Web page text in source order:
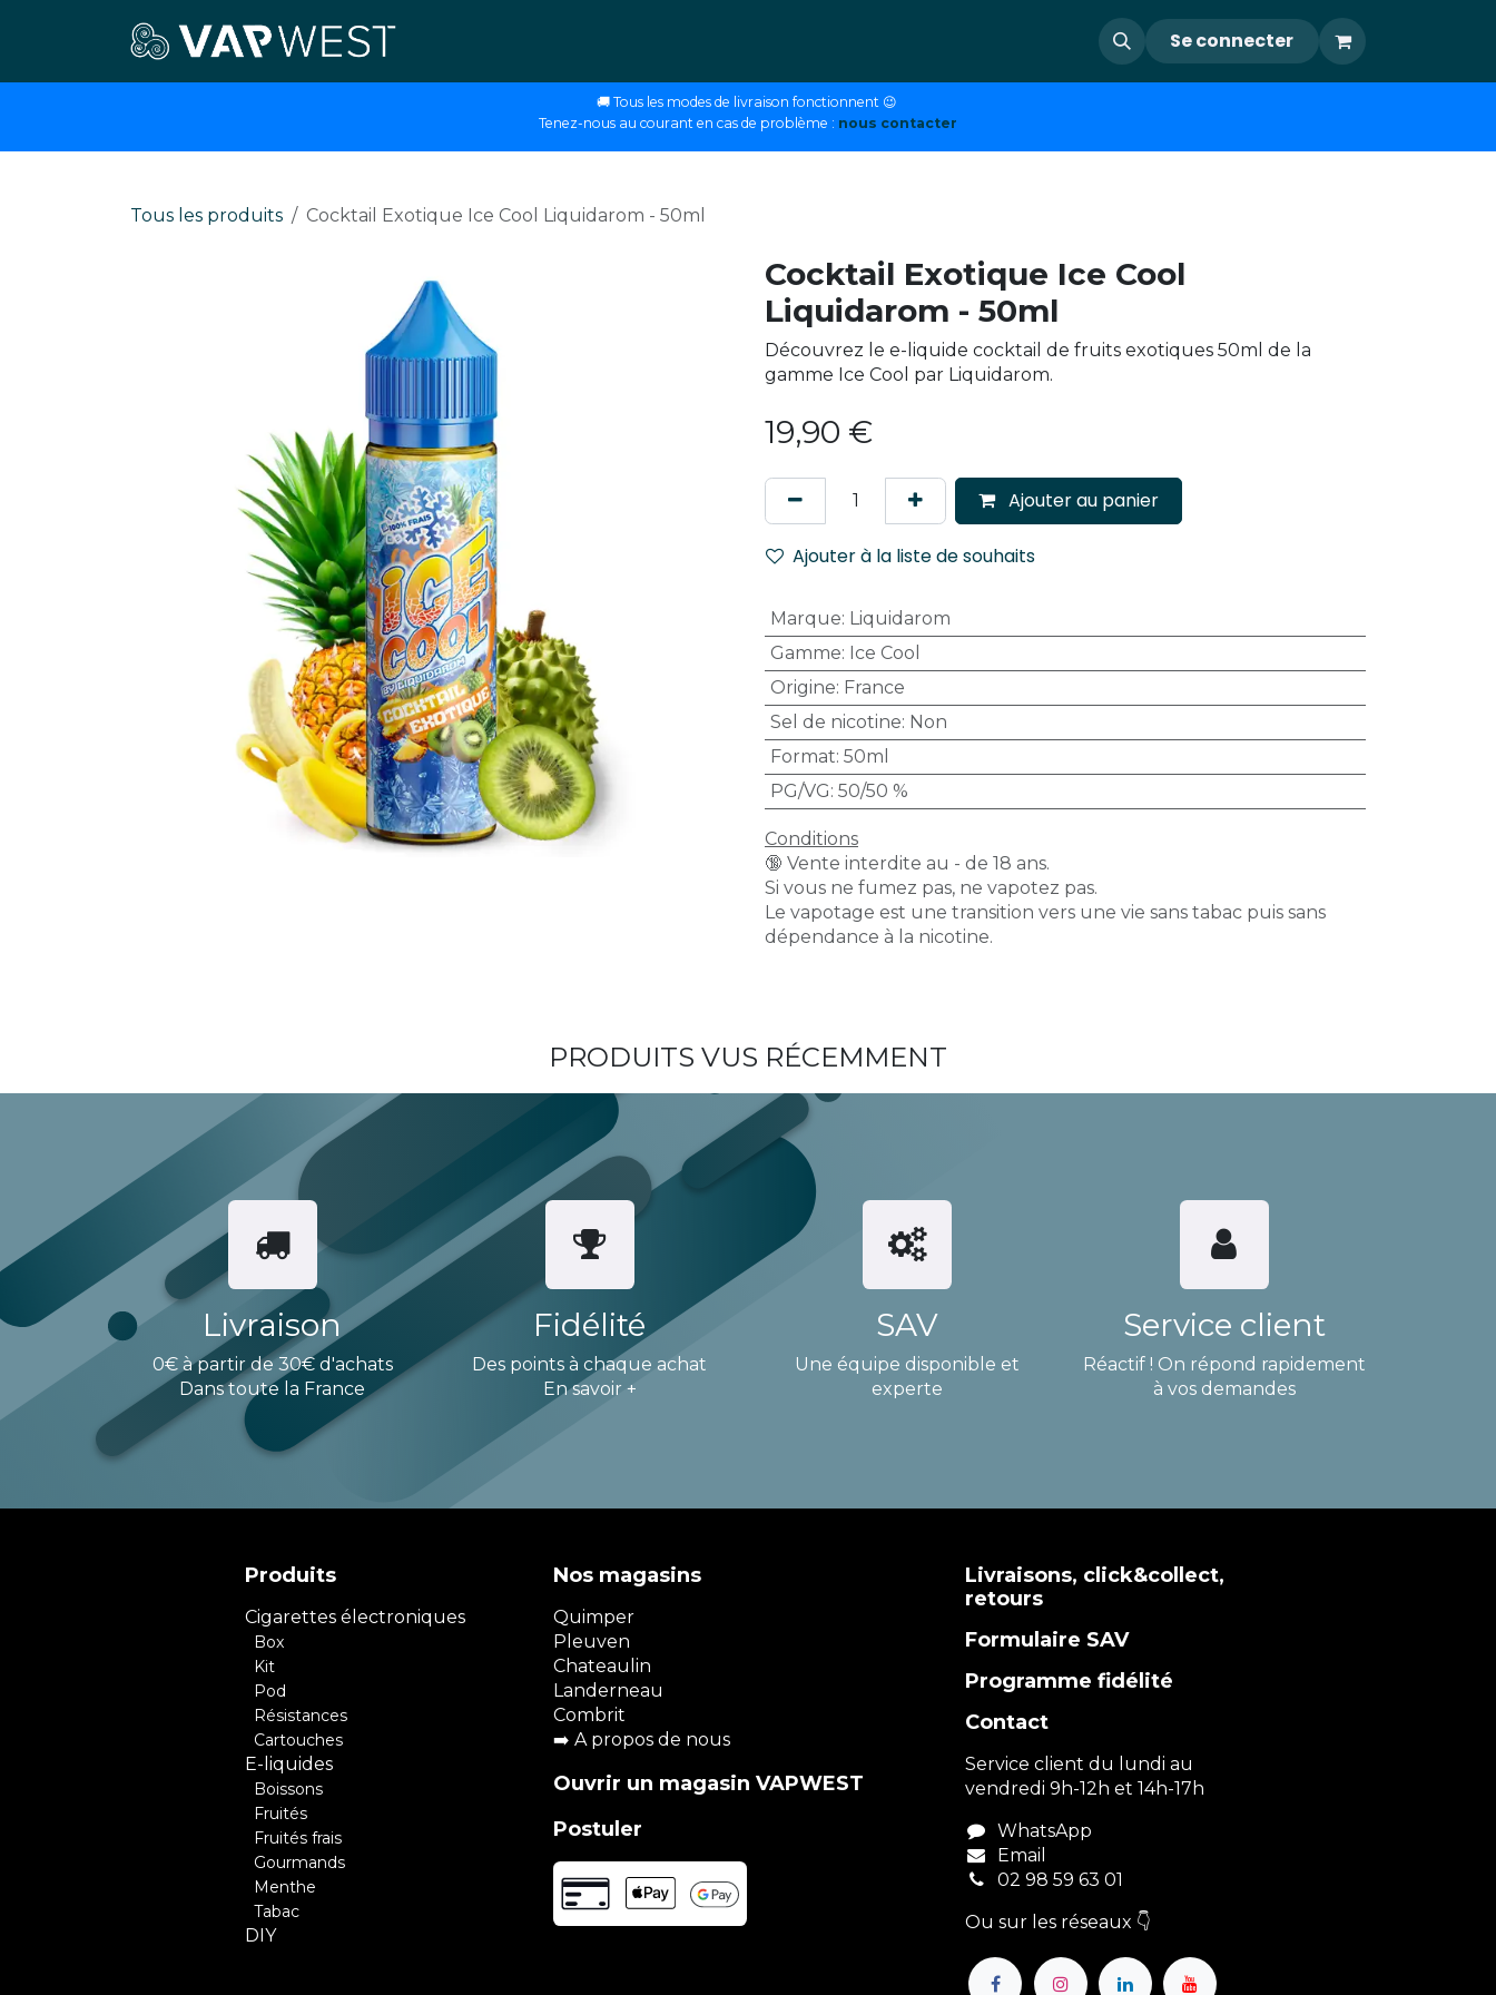
Se connecter
🚚 Tous les modes de livraison fonctionnent 😉
Tenez-nous au courant en cas de problème : nous contacter
Tous les produits Cocktail Exotique Ice Cool Liquidarom - 50ml
Cocktail Exotique Ice Cool
Liquidarom - 50ml
Découvrez le e-liquide cocktail de fruits exotiques 50ml de la
gamme Ice Cool par Liquidarom.
19,90 €
Ajouter au panier
Ajouter à la liste de souhaits
Marque: Liquidarom
Gamme: Ice Cool
Origine: France
Sel de nicotine: Non
Format: 50ml
PG/VG: 50/50 %
Conditions
🔞 Vente interdite au - de 18 ans.
Si vous ne fumez pas, ne vapotez pas.
Le vapotage est une transition vers une vie sans tabac puis sans
dépendance à la nicotine.
PRODUITS VUS RÉCEMMENT
Livraison
0€ à partir de 30€ d'achats
Dans toute la France
Fidélité
Des points à chaque achat
En savoir +
SAV
Une équipe disponible et
experte
Service client
Réactif ! On répond rapidement
à vos demandes
Produits
Cigarettes électroniques
Box
Kit
Pod
Résistances
Cartouches
E-liquides
Boissons
Fruités
Fruités frais
Gourmands
Menthe
Tabac
DIY
Livraisons, click&collect,
retours
Formulaire SAV
Programme fidélité
Contact
Service client du lundi au
vendredi 9h-12h et 14h-17h
WhatsApp
Email
02 98 59 63 01
Ou sur les réseaux 👇
Nos magasins
Quimper
Pleuven
Chateaulin
Landerneau
Combrit
➡️ A propos de nous
Ouvrir un magasin VAPWEST
Postuler